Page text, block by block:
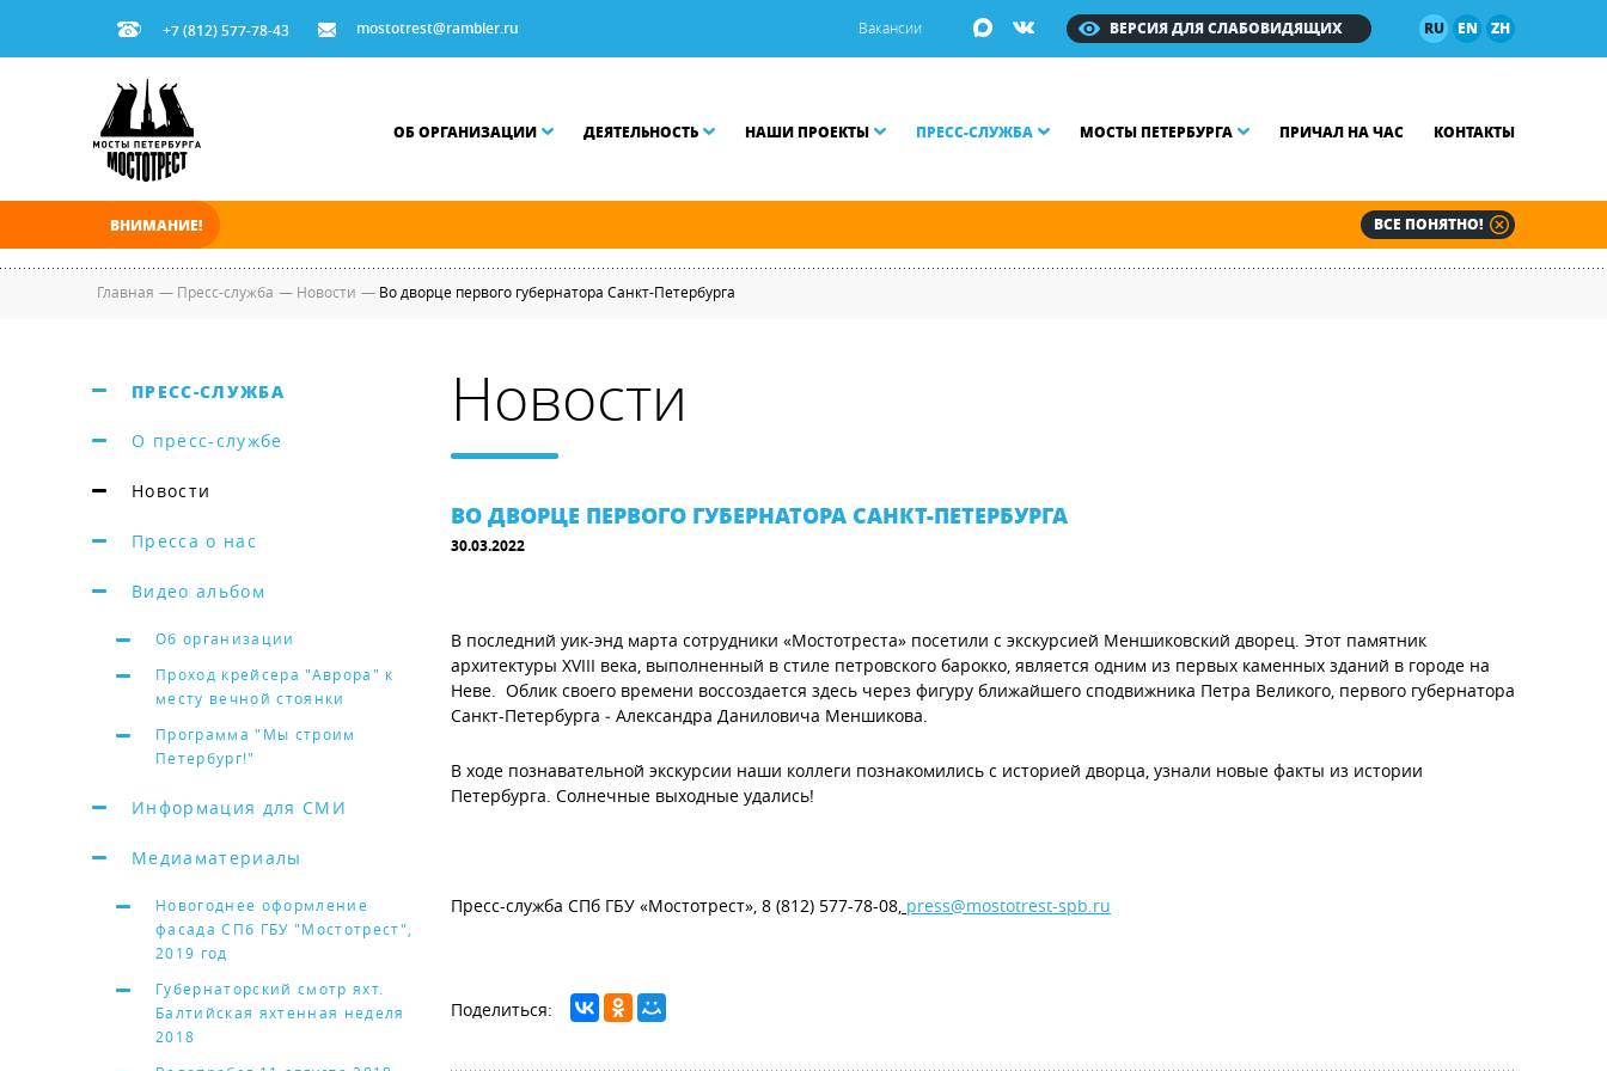
+7 (812) 577-78-43 mostotrest@rambler.ru RU EN ZH
ВЕРСИЯ ДЛЯ СЛАБОВИДЯЩИХ
Вакансии
ОБ ОРГАНИЗАЦИИ ДЕЯТЕЛЬНОСТЬ НАШИ ПРОЕКТЫ ПРЕСС-СЛУЖБА МОСТЫ ПЕТЕРБУРГА ПРИЧАЛ НА ЧАС КОНТАКТЫ
ВНИМАНИЕ! ВСЕ ПОНЯТНО!
Главная — Пресс-служба — Новости — Во дворце первого губернатора Санкт-Петербурга
ПРЕСС-СЛУЖБА
О пресс-службе
Новости
Пресса о нас
Видео альбом
Об организации
Проход крейсера "Аврора" к
месту вечной стоянки
Программа "Мы строим
Петербург!"
Информация для СМИ
Медиаматериалы
Новогоднее оформление
фасада СПб ГБУ "Мостотрест",
2019 год
Губернаторский смотр яхт.
Балтийская яхтенная неделя
2018
Новости
ВО ДВОРЦЕ ПЕРВОГО ГУБЕРНАТОРА САНКТ-ПЕТЕРБУРГА
30.03.2022
В последний уик-энд марта сотрудники «Мостотреста» посетили с экскурсией Меншиковский дворец. Этот памятник
архитектуры XVIII века, выполненный в стиле петровского барокко, является одним из первых каменных зданий в городе на
Неве. Облик своего времени воссоздается здесь через фигуру ближайшего сподвижника Петра Великого, первого губернатора
Санкт-Петербурга ‒ Александра Даниловича Меншикова.
В ходе познавательной экскурсии наши коллеги познакомились с историей дворца, узнали новые факты из истории
Петербурга. Солнечные выходные удались!
Пресс-служба СПб ГБУ «Мостотрест», 8 (812) 577-78-08, press@mostotrest-spb.ru